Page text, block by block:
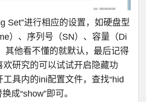
Set”进行相应的设置，如硬盘型
）、序列号（SN）、容量（Di
其他看不懂的就默认，最后记得
欢研究的可以试试开启隐藏功
具内的ini配置文件，查找“hid
成“show”即可。